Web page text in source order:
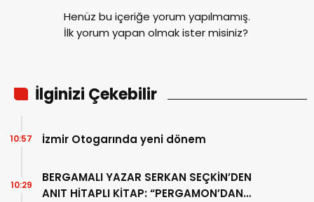
Henüz bu içeriğe yorum yapılmamış.
İlk yorum yapan olmak ister misiniz?
İlginizi Çekebilir
İzmir Otogarında yeni dönem
10:57
BERGAMALI YAZAR SERKAN SEÇKİN’DEN
ANIT HİTAPLI KİTAP: “PERGAMON’DAN
10:29